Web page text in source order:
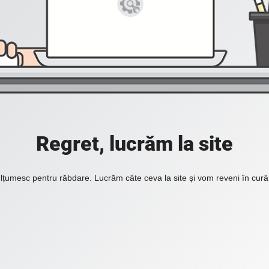
Regret, lucrăm la site
pentru răbdare. Lucrăm câte ceva la site și vom reveni în